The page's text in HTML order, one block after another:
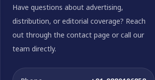
Have questions about advertising,
distribution, or editorial coverage? Reach
out through the contact page or call our
team directly.